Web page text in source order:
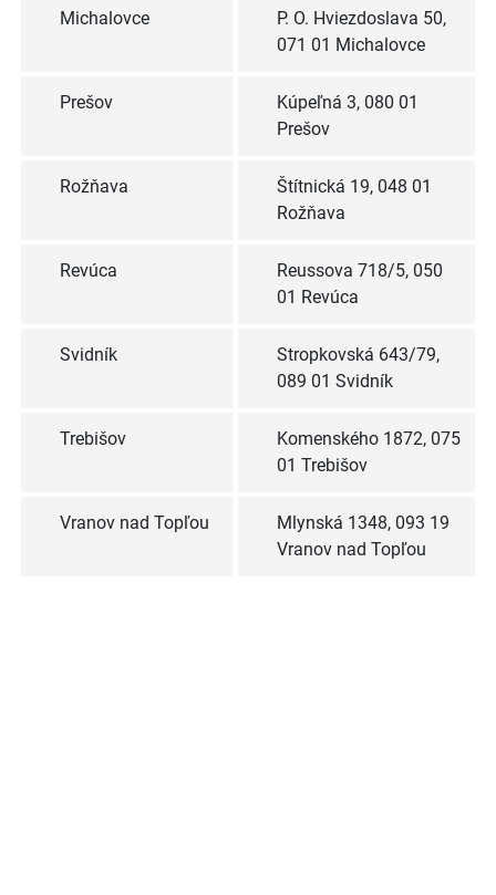
Michalovce
P. O. Hviezdoslava 50,
071 01 Michalovce
Prešov
Kúpeľná 3, 080 01
Prešov
Rožňava
Štítnická 19, 048 01
Rožňava
Revúca
Reussova 718/5, 050
01 Revúca
Svidník
Stropkovská 643/79,
089 01 Svidník
Trebišov
Komenského 1872, 075
01 Trebišov
Vranov nad Topľou
Mlynská 1348, 093 19
Vranov nad Topľou